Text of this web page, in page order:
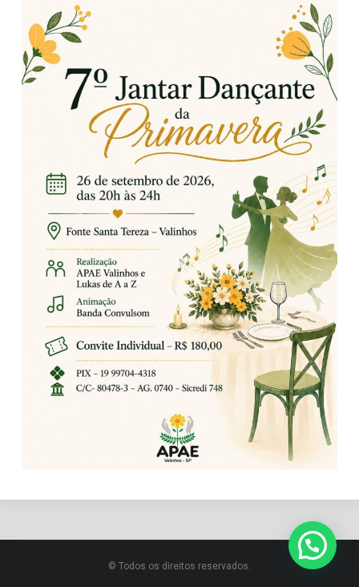
© Todos os direitos reservados.